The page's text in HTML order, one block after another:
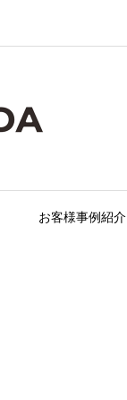
お客様事例紹介